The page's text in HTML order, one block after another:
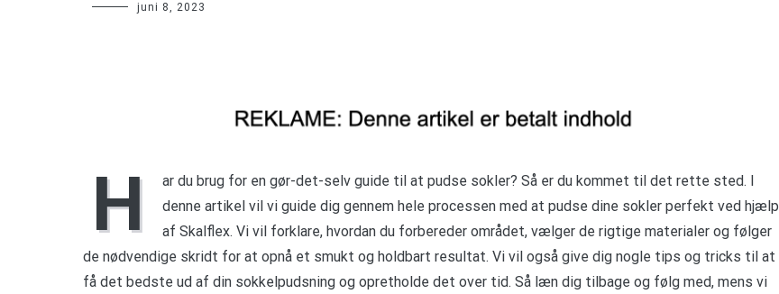
juni 8, 2023
H
ar du brug for en gør-det-selv guide til at pudse sokler? Så er du kommet til det rette sted. I
denne artikel vil vi guide dig gennem hele processen med at pudse dine sokler perfekt ved hjælp
af Skalflex. Vi vil forklare, hvordan du forbereder området, vælger de rigtige materialer og følger
de nødvendige skridt for at opnå et smukt og holdbart resultat. Vi vil også give dig nogle tips og tricks til at
få det bedste ud af din sokkelpudsning og opretholde det over tid. Så læn dig tilbage og følg med, mens vi